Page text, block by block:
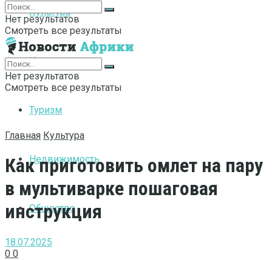
Культура
Интернет
Туризм
Недвижимость
Общество
Нет результатов
Смотреть все результаты
Нет результатов
Смотреть все результаты
Главная Культура
Как приготовить омлет на пару
в мультиварке пошаговая
инструкция
18.07.2025
0 0